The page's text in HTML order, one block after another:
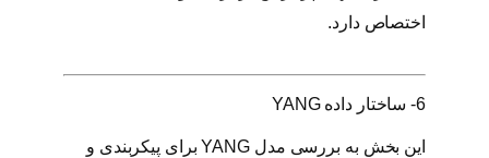
اختصاص دارد.
6- ساختار داده YANG
این بخش به بررسی مدل YANG برای پیکربندی و